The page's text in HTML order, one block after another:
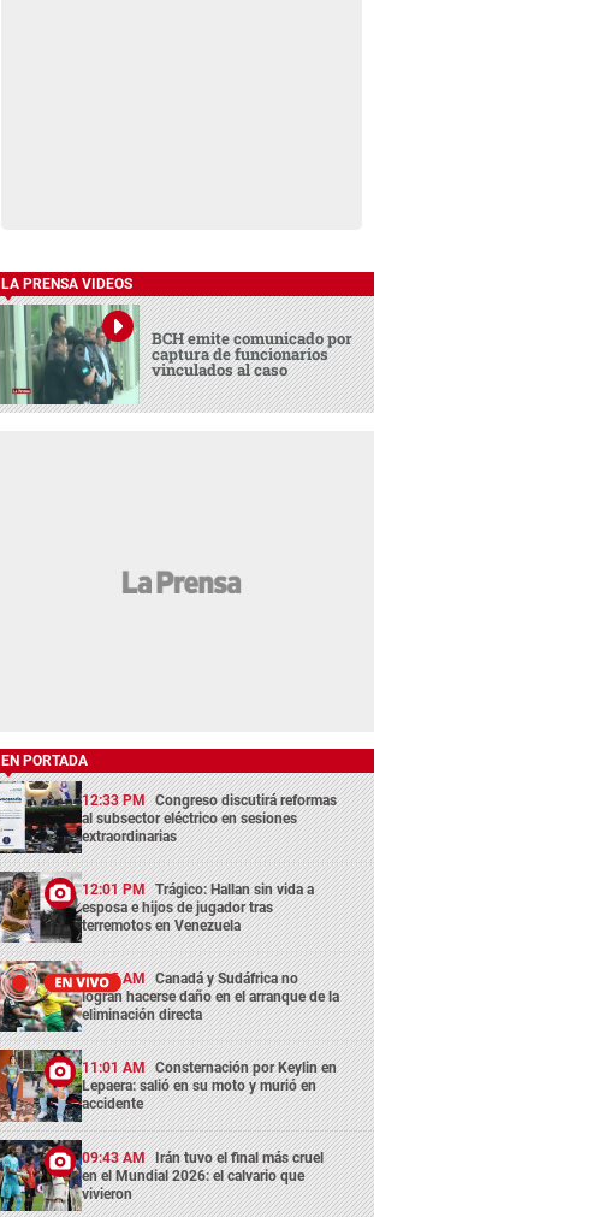
LA PRENSA VIDEOS
BCH emite comunicado por
captura de funcionarios
vinculados al caso
EN PORTADA
12:33 PM Congreso discutirá reformas
al subsector eléctrico en sesiones
extraordinarias
12:01 PM Trágico: Hallan sin vida a
esposa e hijos de jugador tras
terremotos en Venezuela
11:05 AM Canadá y Sudáfrica no
logran hacerse daño en el arranque de la
eliminación directa
11:01 AM Consternación por Keylin en
Lepaera: salió en su moto y murió en
accidente
09:43 AM Irán tuvo el final más cruel
en el Mundial 2026: el calvario que
vivieron